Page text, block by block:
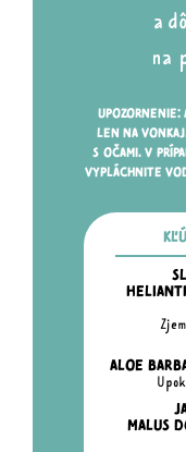
a
na
UPOZORNENIE:
LEN NA
S OČAMI. V
VYPLÁCHNITE
ALOE
MALUS